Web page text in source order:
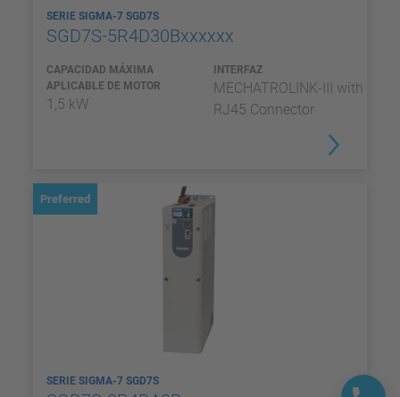
SERIE SIGMA-7 SGD7S
SGD7S-5R4D30Bxxxxxx
CAPACIDAD MÁXIMA
APLICABLE DE MOTOR
1,5 kW
INTERFAZ
MECHATROLINK-III with
RJ45 Connector
Preferred
SERIE SIGMA-7 SGD7S